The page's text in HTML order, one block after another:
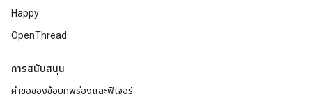
Happy
OpenThread
การสนับสนุน
คำขอของข้อบกพร่องและฟีเจอร์